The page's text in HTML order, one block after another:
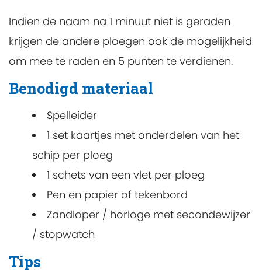
Indien de naam na 1 minuut niet is geraden
krijgen de andere ploegen ook de mogelijkheid
om mee te raden en 5 punten te verdienen.
Benodigd materiaal
Spelleider
1 set kaartjes met onderdelen van het
schip per ploeg
1 schets van een vlet per ploeg
Pen en papier of tekenbord
Zandloper / horloge met secondewijzer
/ stopwatch
Tips